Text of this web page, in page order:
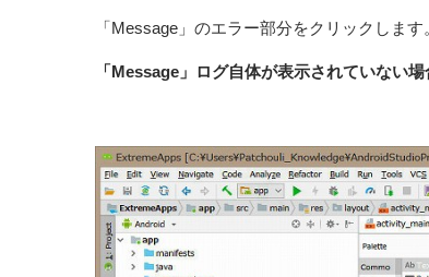
「Message」のエラー部分をクリックします
「Message」ログ自体が表示されていない場